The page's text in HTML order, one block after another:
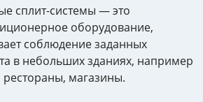
сплит-системы — это
оборудование,
соблюдение заданных
в небольших зданиях, например
магазины.